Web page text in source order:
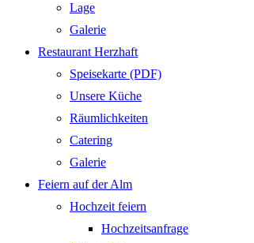
Lage
Galerie
Restaurant Herzhaft
Speisekarte (PDF)
Unsere Küche
Räumlichkeiten
Catering
Galerie
Feiern auf der Alm
Hochzeit feiern
Hochzeitsanfrage